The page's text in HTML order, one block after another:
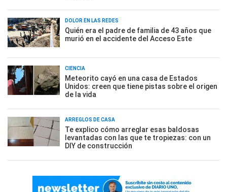
DOLOR EN LAS REDES
Quién era el padre de familia de 43 años que
murió en el accidente del Acceso Este
CIENCIA
Meteorito cayó en una casa de Estados
Unidos: creen que tiene pistas sobre el origen
de la vida
ARREGLOS DE CASA
Te explico cómo arreglar esas baldosas
levantadas con las que te tropiezas: con un
DIY de construcción